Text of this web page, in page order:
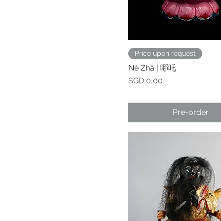
Price upon request
Né Zhā | 哪吒
Prijs
SGD 0,00
Pre-order